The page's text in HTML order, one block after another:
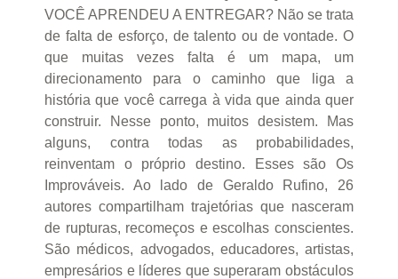
VOCÊ APRENDEU A ENTREGAR? Não se trata
de falta de esforço, de talento ou de vontade. O
que muitas vezes falta é um mapa, um
direcionamento para o caminho que liga a
história que você carrega à vida que ainda quer
construir. Nesse ponto, muitos desistem. Mas
alguns, contra todas as probabilidades,
reinventam o próprio destino. Esses são Os
Improváveis. Ao lado de Geraldo Rufino, 26
autores compartilham trajetórias que nasceram
de rupturas, recomeços e escolhas conscientes.
São médicos, advogados, educadores, artistas,
empresários e líderes que superaram obstáculos